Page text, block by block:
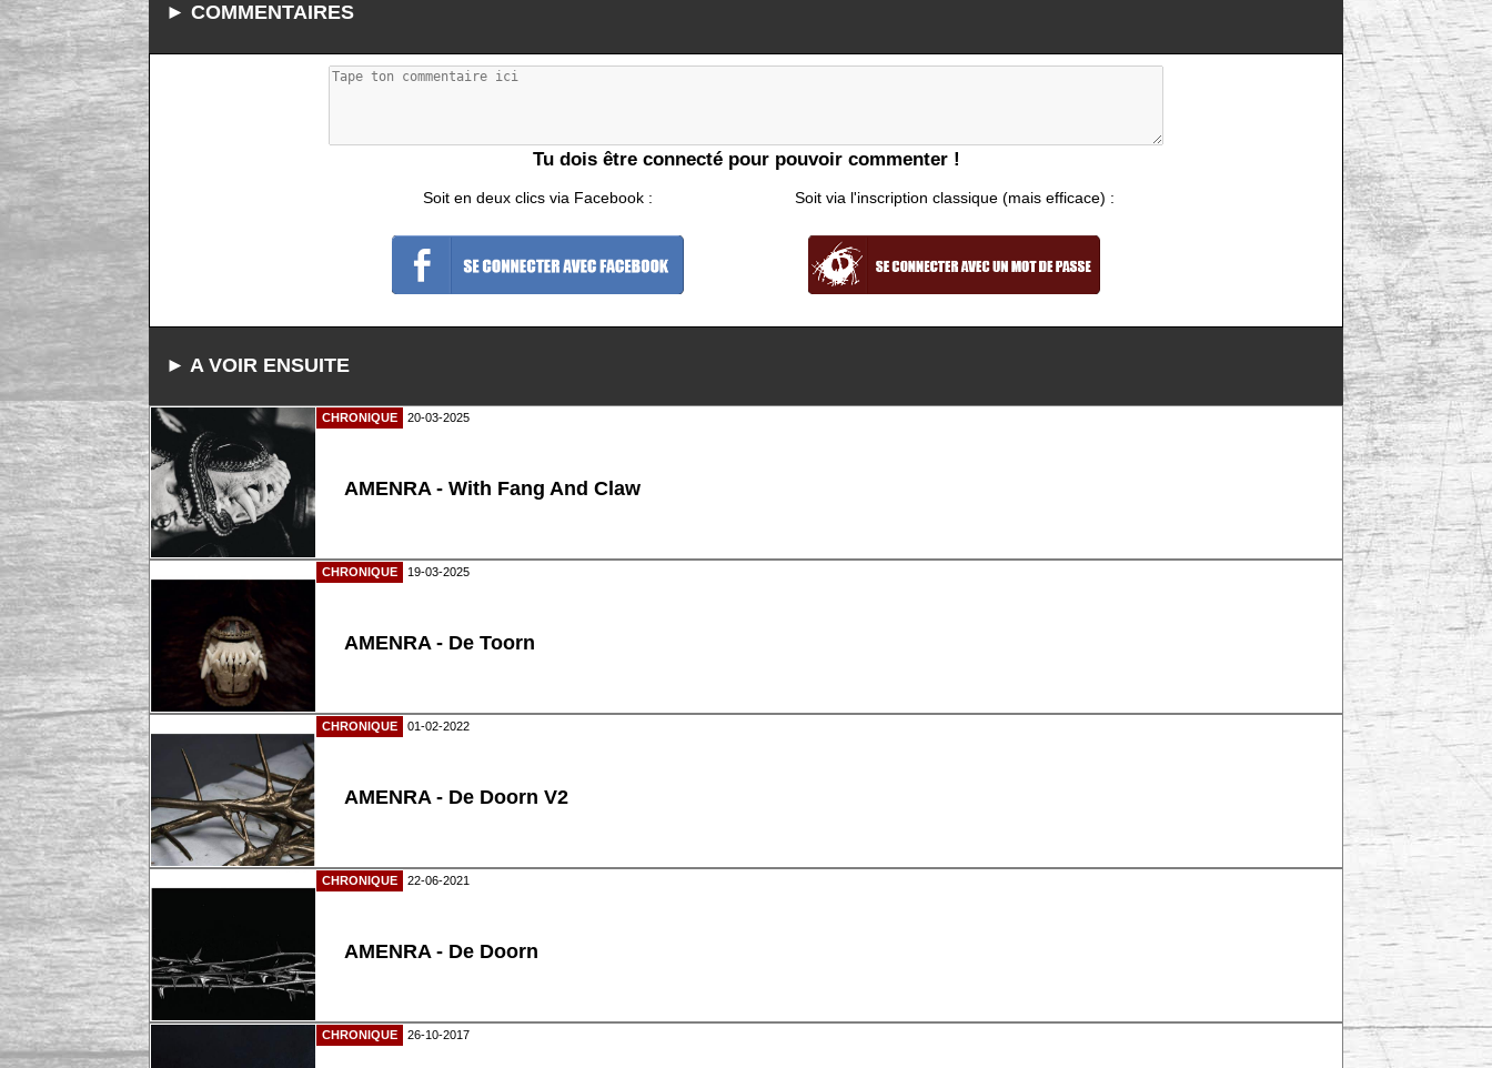
► COMMENTAIRES
Tu dois être connecté pour pouvoir commenter !
Soit en deux clics via Facebook : Soit via l'inscription classique (mais efficace) :
► A VOIR ENSUITE
CHRONIQUE 20-03-2025
AMENRA - With Fang And Claw
CHRONIQUE 19-03-2025
AMENRA - De Toorn
CHRONIQUE 01-02-2022
AMENRA - De Doorn V2
CHRONIQUE 22-06-2021
AMENRA - De Doorn
CHRONIQUE 26-10-2017